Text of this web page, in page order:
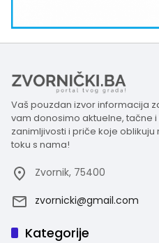
Vaš pouzdan izvor informacija
vam donosimo aktuelne, tačne
zanimljivosti i priče koje oblikuju
toku s nama!
Zvornik, 75400
zvornicki@gmail.com
Kategorije